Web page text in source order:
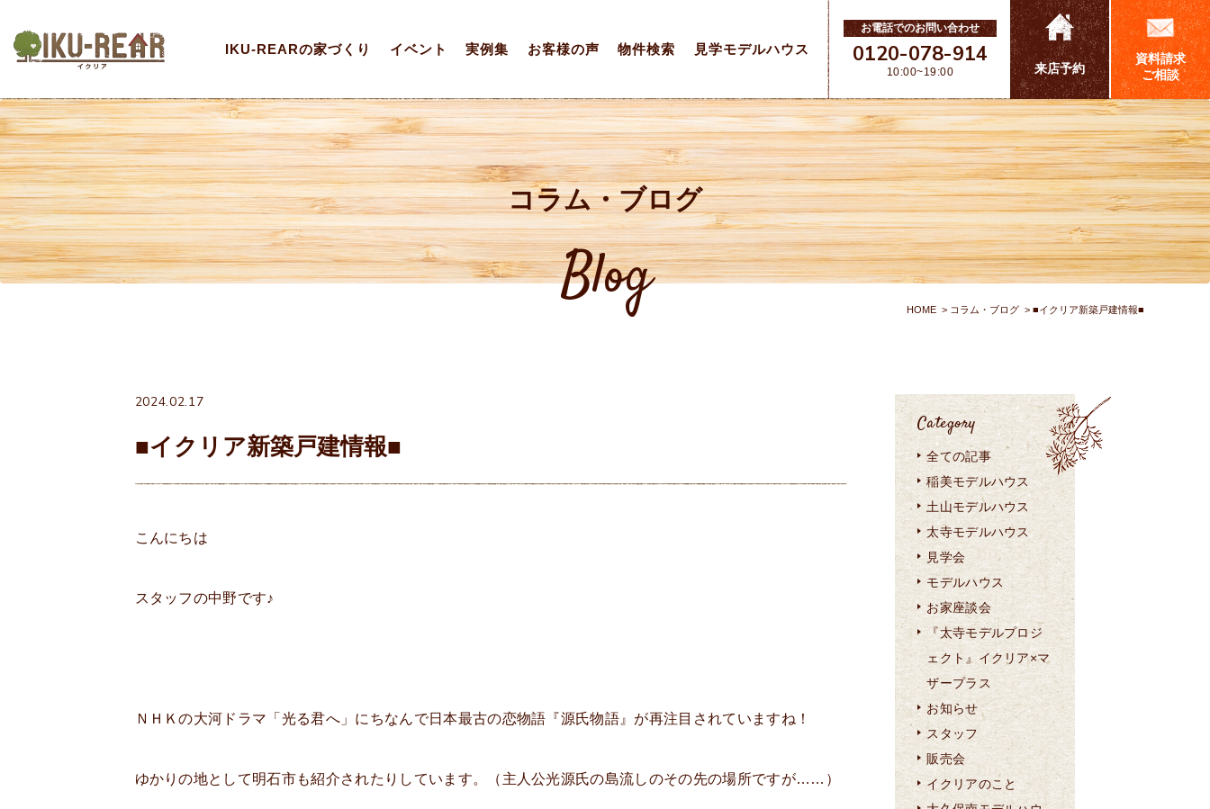
IKU-REARの家づくり イベント 実例集 お客様の声 物件検索 見学モデルハウス
お電話でのお問い合わせ
0120-078-914
10:00~19:00 来店予約
資料請求
ご相談
コラム・ブログ
Blog HOME コラム・ブログ ■イクリア新築戸建情報■
2024.02.17
■イクリア新築戸建情報■
こんにちは
スタッフの中野です♪
ＮＨＫの大河ドラマ「光る君へ」にちなんで日本最古の恋物語『源氏物語』が再注目されていますね！
ゆかりの地として明石市も紹介されたりしています。（主人公光源氏の島流しのその先の場所ですが……）
Category
全ての記事
稲美モデルハウス
土山モデルハウス
太寺モデルハウス
見学会
モデルハウス
お家座談会
『太寺モデルプロジ
ェクト』イクリア×マ
ザープラス
お知らせ
スタッフ
販売会
イクリアのこと